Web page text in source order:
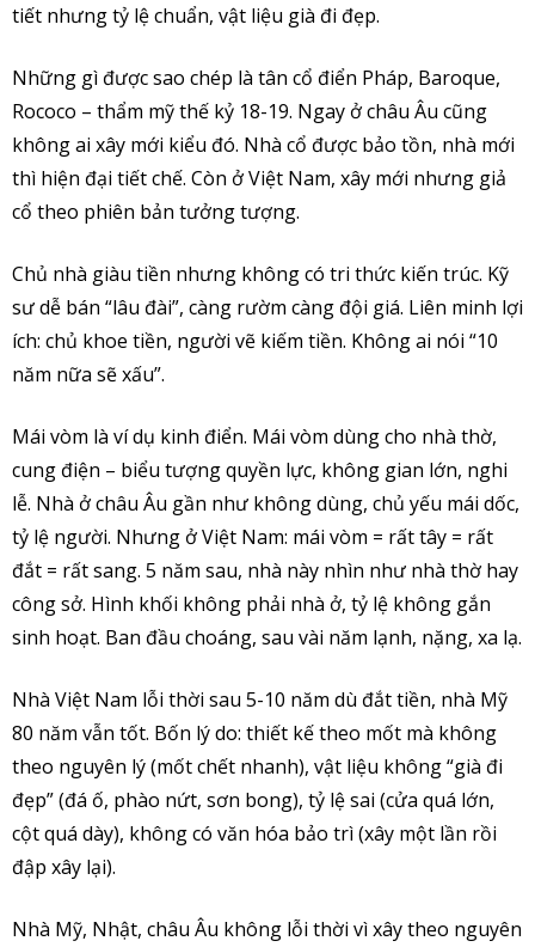
tiết nhưng tỷ lệ chuẩn, vật liệu già đi đẹp.
Những gì được sao chép là tân cổ điển Pháp, Baroque,
Rococo – thẩm mỹ thế kỷ 18-19. Ngay ở châu Âu cũng
không ai xây mới kiểu đó. Nhà cổ được bảo tồn, nhà mới
thì hiện đại tiết chế. Còn ở Việt Nam, xây mới nhưng giả
cổ theo phiên bản tưởng tượng.
Chủ nhà giàu tiền nhưng không có tri thức kiến trúc. Kỹ
sư dễ bán “lâu đài”, càng rườm càng đội giá. Liên minh lợi
ích: chủ khoe tiền, người vẽ kiếm tiền. Không ai nói “10
năm nữa sẽ xấu”.
Mái vòm là ví dụ kinh điển. Mái vòm dùng cho nhà thờ,
cung điện – biểu tượng quyền lực, không gian lớn, nghi
lễ. Nhà ở châu Âu gần như không dùng, chủ yếu mái dốc,
tỷ lệ người. Nhưng ở Việt Nam: mái vòm = rất tây = rất
đắt = rất sang. 5 năm sau, nhà này nhìn như nhà thờ hay
công sở. Hình khối không phải nhà ở, tỷ lệ không gắn
sinh hoạt. Ban đầu choáng, sau vài năm lạnh, nặng, xa lạ.
Nhà Việt Nam lỗi thời sau 5-10 năm dù đắt tiền, nhà Mỹ
80 năm vẫn tốt. Bốn lý do: thiết kế theo mốt mà không
theo nguyên lý (mốt chết nhanh), vật liệu không “già đi
đẹp” (đá ố, phào nứt, sơn bong), tỷ lệ sai (cửa quá lớn,
cột quá dày), không có văn hóa bảo trì (xây một lần rồi
đập xây lại).
Nhà Mỹ, Nhật, châu Âu không lỗi thời vì xây theo nguyên